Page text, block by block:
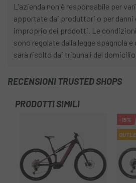
L'azienda non è responsabile per
apportate dai produttori o per danni
improprio dei prodotti. Le
sono regolate dalla legge spagnola
sarà risolto dai tribunali del
RECENSIONI TRUSTED SHOPS
PRODOTTI SIMILI
-15%